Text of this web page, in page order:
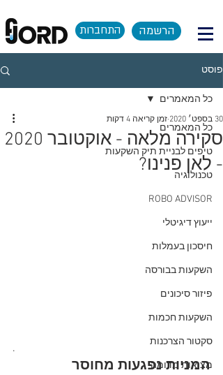
הרשמה התחברות
פוסט
כל המאמרים
טיפים לבניית תיק השקעות
טכנולוגיה
ROBO ADVISOR
ייעוץ דיגיטלי
חיסכון בעמלות
השקעות בבורסה
פיזור סיכונים
השקעות חכמות
סקטור הצרכנות
מציאות מדומה
כל המאמרים
סקירה מלאה - אוקטובר 2020
- לאן פנינו?
30 בספט׳ 2020 זמן קריאה 4 דקות
.
המניות נפגעות מחוסר